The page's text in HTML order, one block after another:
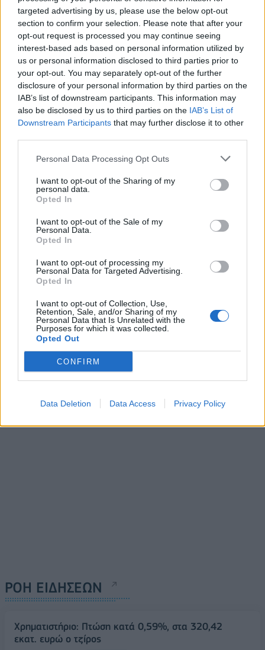
targeted advertising by us, please use the below opt-out
section to confirm your selection. Please note that after your
opt-out request is processed you may continue seeing
interest-based ads based on personal information utilized by
us or personal information disclosed to third parties prior to
your opt-out. You may separately opt-out of the further
disclosure of your personal information by third parties on the
IAB’s list of downstream participants. This information may
also be disclosed by us to third parties on the IAB’s List of
Downstream Participants that may further disclose it to other
Personal Data Processing Opt Outs
I want to opt-out of the Sharing of my
personal data.
Opted In
I want to opt-out of the Sale of my
Personal Data.
Opted In
I want to opt-out of processing my
Personal Data for Targeted Advertising.
Opted In
I want to opt-out of Collection, Use,
Retention, Sale, and/or Sharing of my
Personal Data that Is Unrelated with the
Purposes for which it was collected.
Opted Out
CONFIRM
Data Deletion Data Access Privacy Policy
VW: Η δύσκολη εξίσωση της
αναδιάρθρωσης
18η συνεχόμενη χρονιά για τον
ΟΤΕ στη διεθνή σειρά δεικτών
FTSE4Good
Alpha Bank: Για πρώτη φορά το Αρχαίο Θέατρο Επιδαύρου άνοιξε τις
πύλες του σε όλους
βιωσιμότητα σε καθημερινή πράξη
ΗΠΑ- Τζέι Ντι Βανς:
«Ανοικτά μακροπρόθεσμα
χωρίς την επιβολή
από την αμυντική έκθεση
15/06/2026 - 18:33
ΡΟΗ ΕΙΔΗΣΕΩΝ
Χρηματιστήριο: Πτώση κατά 0,59%, στα 320,42
εκατ. ευρώ ο τζίρος